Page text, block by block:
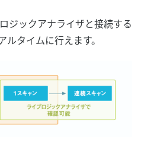
ジックアナライザと接続する
タイムに行えます。